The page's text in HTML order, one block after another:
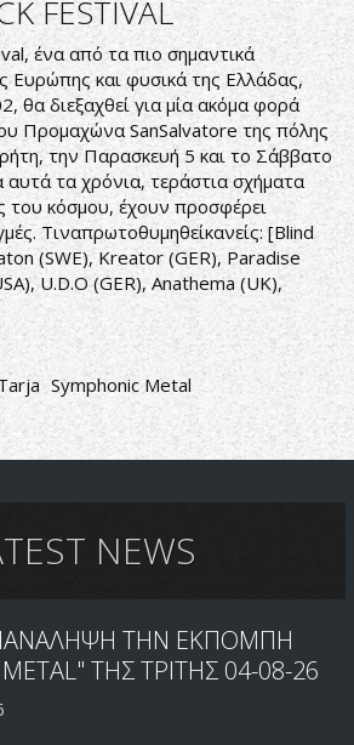
FESTIVAL
ένα από τα πιο σημαντικά
Ευρώπης και φυσικά της Ελλάδας,
θα διεξαχθεί για μία ακόμα φορά
Προμαχώνα SanSalvatore της πόλης
την Παρασκευή 5 και το Σάββατο
τα χρόνια, τεράστια σχήματα
του κόσμου, έχουν προσφέρει
Τιναπρωτοθυμηθείκανείς: [Blind
(SWE), Kreator (GER), Paradise
U.D.O (GER), Anathema (UK),
Symphonic Metal
NEWS
ΤΗΝ ΕΚΠΟΜΠΗ
METAL" ΤΗΣ ΤΡΙΤΗΣ 04-08-26